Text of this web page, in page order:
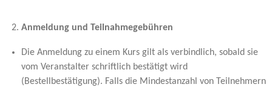
Anmeldung und Teilnahmegebühren
Die Anmeldung zu einem Kurs gilt als verbindlich, sobald sie
vom Veranstalter schriftlich bestätigt wird
(Bestellbestätigung). Falls die Mindestanzahl von Teilnehmern